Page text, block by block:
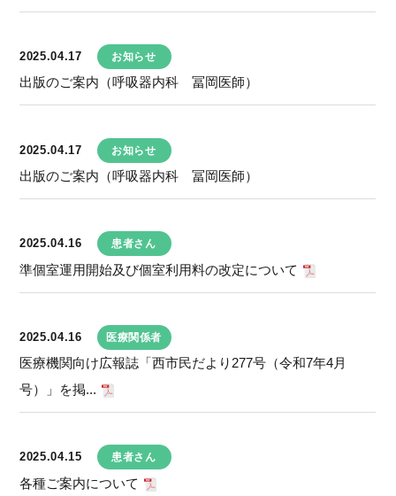
2025.04.17 お知らせ
出版のご案内（呼吸器内科 冨岡医師）
2025.04.17 お知らせ
出版のご案内（呼吸器内科 冨岡医師）
2025.04.16 患者さん
準個室運用開始及び個室利用料の改定について
2025.04.16 医療関係者
医療機関向け広報誌「西市民だより277号（令和7年4月
号）」を掲...
2025.04.15 患者さん
各種ご案内について